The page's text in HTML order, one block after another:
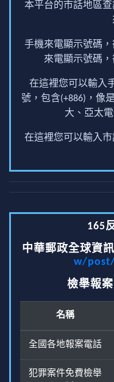
本平台的市話地區
手機來電顯示號碼
來電顯示號碼
在這裡您可以輸入
號，包含(+886)，像
大、亞太
在這裡您可以輸入
165
中華郵政全球資
w/
檢舉報
名稱
全國各地報案電話
犯罪案件免費檢舉